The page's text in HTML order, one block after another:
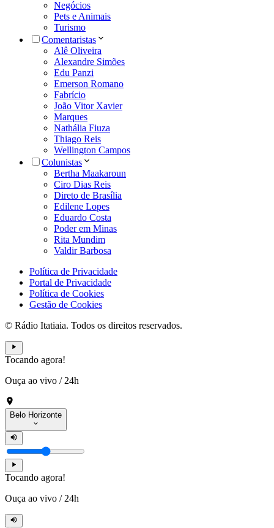
Negócios
Pets e Animais
Turismo
Comentaristas
Alê Oliveira
Alexandre Simões
Edu Panzi
Emerson Romano
Fabrício
João Vitor Xavier
Marques
Nathália Fiuza
Thiago Reis
Wellington Campos
Colunistas
Bertha Maakaroun
Ciro Dias Reis
Direto de Brasília
Edilene Lopes
Eduardo Costa
Poder em Minas
Rita Mundim
Valdir Barbosa
Política de Privacidade
Portal de Privacidade
Política de Cookies
Gestão de Cookies
© Rádio Itatiaia. Todos os direitos reservados.
Tocando agora!
Ouça ao vivo / 24h
Belo Horizonte
Tocando agora!
Ouça ao vivo / 24h